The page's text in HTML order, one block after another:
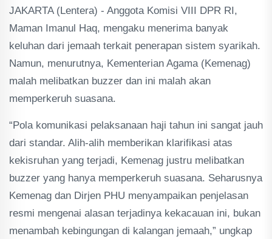
JAKARTA (Lentera) - Anggota Komisi VIII DPR RI,
Maman Imanul Haq, mengaku menerima banyak
keluhan dari jemaah terkait penerapan sistem syarikah.
Namun, menurutnya, Kementerian Agama (Kemenag)
malah melibatkan buzzer dan ini malah akan
memperkeruh suasana.
“Pola komunikasi pelaksanaan haji tahun ini sangat jauh
dari standar. Alih-alih memberikan klarifikasi atas
kekisruhan yang terjadi, Kemenag justru melibatkan
buzzer yang hanya memperkeruh suasana. Seharusnya
Kemenag dan Dirjen PHU menyampaikan penjelasan
resmi mengenai alasan terjadinya kekacauan ini, bukan
menambah kebingungan di kalangan jemaah,” ungkap